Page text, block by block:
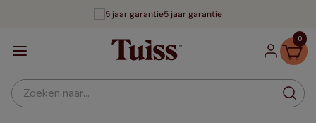
5 jaar garantie
0
Zoeken naar...